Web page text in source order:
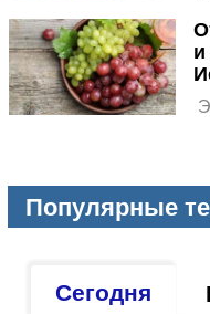
и
Популярные
Сегодня